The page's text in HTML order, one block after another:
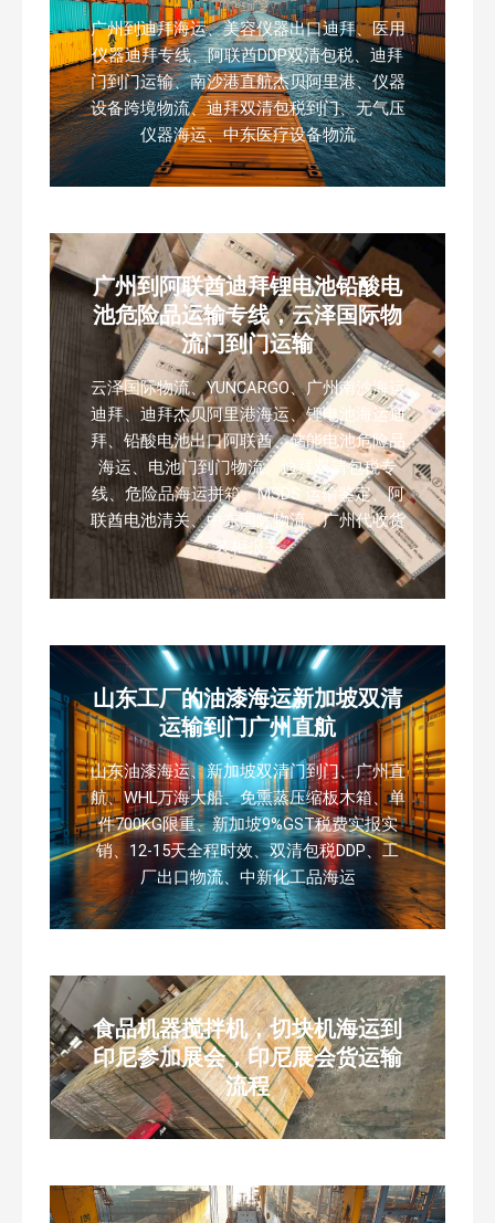
广州到迪拜海运、美容仪器出口迪拜、医用
仪器迪拜专线、阿联酋DDP双清包税、迪拜
门到门运输、南沙港直航杰贝阿里港、仪器
设备跨境物流、迪拜双清包税到门、无气压
仪器海运、中东医疗设备物流
广州到阿联酋迪拜锂电池铅酸电
池危险品运输专线，云泽国际物
流门到门运输
云泽国际物流、YUNCARGO、广州南沙海运
迪拜、迪拜杰贝阿里港海运、锂电池海运迪
拜、铅酸电池出口阿联酋、储能电池危险品
海运、电池门到门物流、迪拜双清包税专
线、危险品海运拼箱、MSDS 运输鉴定、阿
联酋电池清关、中东国际物流、广州代收货
装柜报关
山东工厂的油漆海运新加坡双清
运输到门广州直航
山东油漆海运、新加坡双清门到门、广州直
航、WHL万海大船、免熏蒸压缩板木箱、单
件700KG限重、新加坡9%GST税费实报实
销、12-15天全程时效、双清包税DDP、工
厂出口物流、中新化工品海运
食品机器搅拌机，切块机海运到
印尼参加展会，印尼展会货运输
流程